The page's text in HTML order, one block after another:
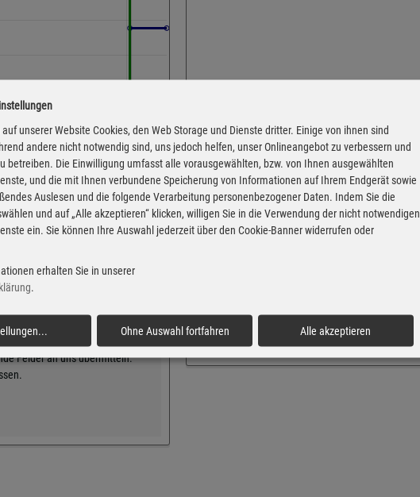
der Markttransparenzstelle
Informationsdienst,
übernehmen. Alle
der jeweiligen
Felder an uns übermitteln.
Nordstr. 2
98597 Breitungen
Montag
Dienstag
Mittwoch
Sonntag
Feiertag
unserer Website Cookies, den Web Storage und Dienste dritter. Einige von ihnen sind
andere nicht notwendig sind, uns jedoch helfen, unser Onlineangebot zu verbessern und
betreiben. Die Einwilligung umfasst alle vorausgewählten, bzw. von Ihnen ausgewählten
und die mit Ihnen verbundene Speicherung von Informationen auf Ihrem Endgerät sowie
Auslesen und die folgende Verarbeitung personenbezogener Daten. Indem Sie die
und auf „Alle akzeptieren“ klicken, willigen Sie in die Verwendung der nicht notwendigen
ein. Sie können Ihre Auswahl jederzeit über den Cookie-Banner widerrufen oder
erhalten Sie in unserer
.
... Ohne Auswahl fortfahren Alle akzeptieren